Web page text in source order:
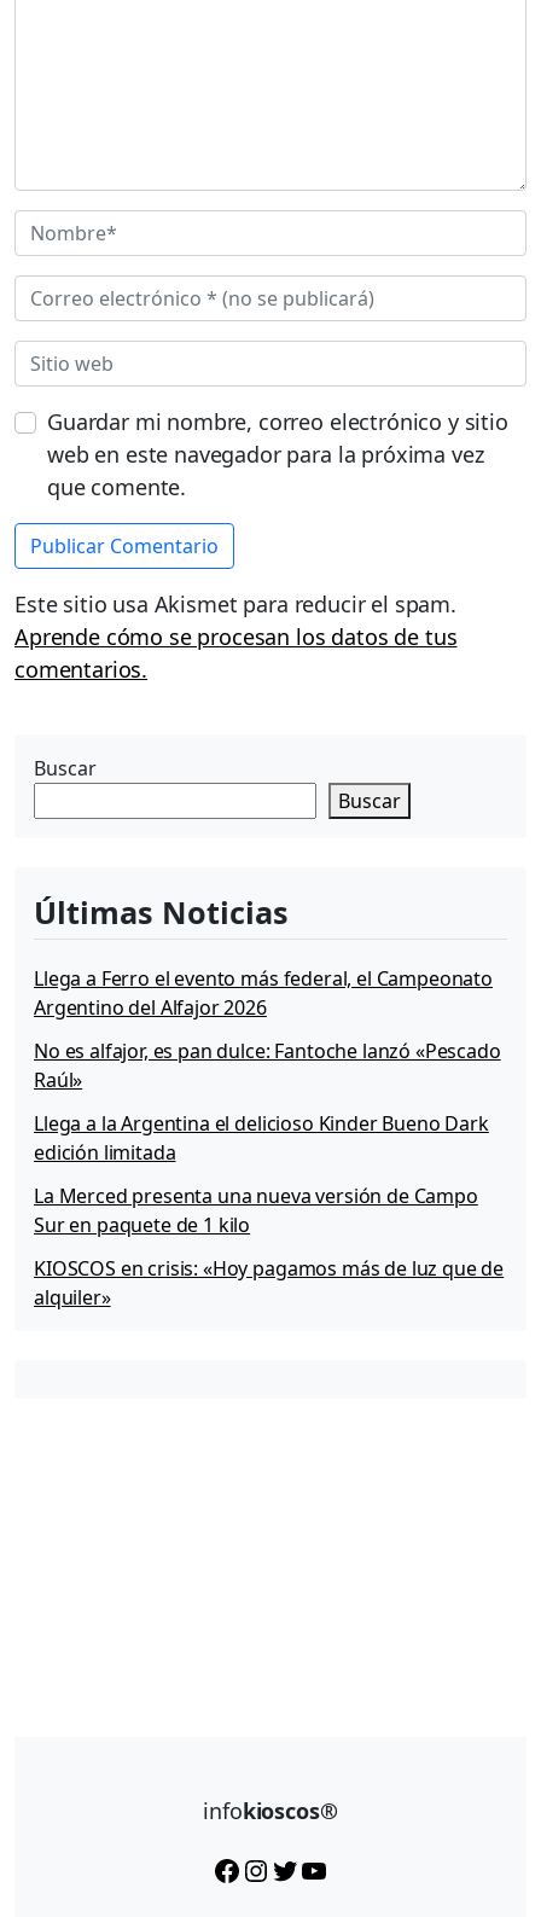
Guardar mi nombre, correo electrónico y sitio
web en este navegador para la próxima vez
que comente.
Este sitio usa Akismet para reducir el spam.
Aprende cómo se procesan los datos de tus
comentarios.
Buscar
Buscar
Últimas Noticias
Llega a Ferro el evento más federal, el Campeonato
Argentino del Alfajor 2026
No es alfajor, es pan dulce: Fantoche lanzó «Pescado
Raúl»
Llega a la Argentina el delicioso Kinder Bueno Dark
edición limitada
La Merced presenta una nueva versión de Campo
Sur en paquete de 1 kilo
KIOSCOS en crisis: «Hoy pagamos más de luz que de
alquiler»
infokioscos®
Facebook InstagramTwitter YouTube